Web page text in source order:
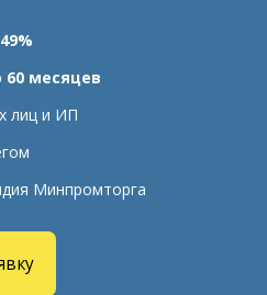
49%
60 месяцев
лиц и ИП
Минпромторга